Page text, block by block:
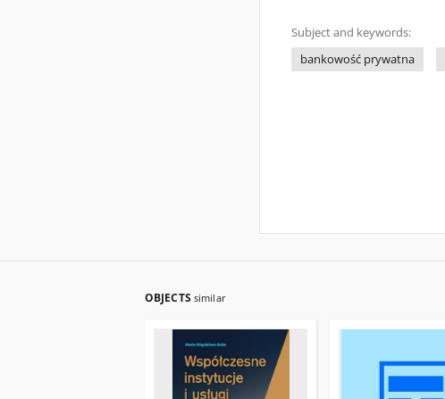
Subject and keywords:
bankowość prywatna
OBJECTS similar